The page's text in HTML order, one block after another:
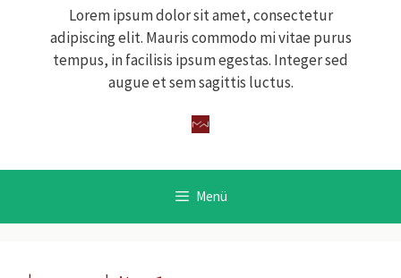
Lorem ipsum dolor sit amet, consectetur
adipiscing elit. Mauris commodo mi vitae purus
tempus, in facilisis ipsum egestas. Integer sed
augue et sem sagittis luctus.
Menü